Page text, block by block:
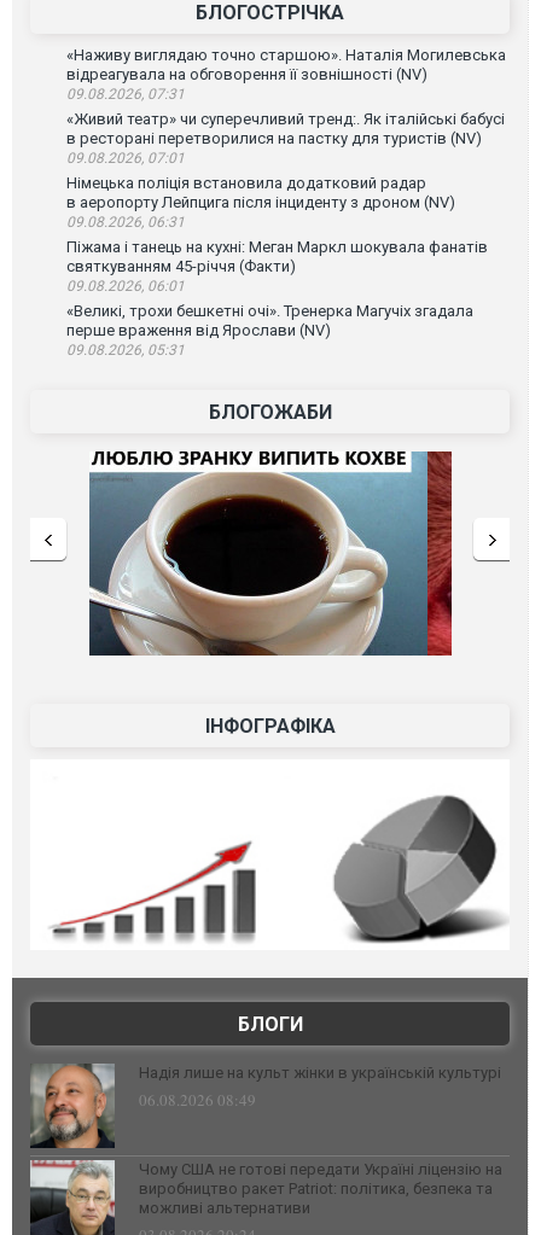
БЛОГОСТРІЧКА
«Наживу виглядаю точно старшою». Наталія Могилевська
відреагувала на обговорення її зовнішності (NV)
09.08.2026, 07:31
«Живий театр» чи суперечливий тренд:. Як італійські бабусі
в ресторані перетворилися на пастку для туристів (NV)
09.08.2026, 07:01
Німецька поліція встановила додатковий радар
в аеропорту Лейпцига після інциденту з дроном (NV)
09.08.2026, 06:31
Піжама і танець на кухні: Меган Маркл шокувала фанатів
святкуванням 45-річчя (Факти)
09.08.2026, 06:01
«Великі, трохи бешкетні очі». Тренерка Магучіх згадала
перше враження від Ярослави (NV)
09.08.2026, 05:31
БЛОГОЖАБИ
ІНФОГРАФІКА
БЛОГИ
Надія лише на культ жінки в українській культурі
06.08.2026 08:49
Чому США не готові передати Україні ліцензію на
виробництво ракет Patriot: політика, безпека та
можливі альтернативи